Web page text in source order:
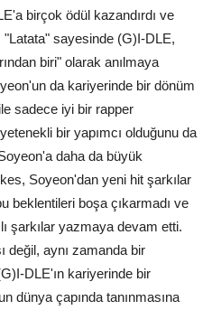
birçok ödül kazandırdı ve
"Latata" sayesinde (G)I-DLE,
biri" olarak anılmaya
da kariyerinde bir dönüm
sadece iyi bir rapper
bir yapımcı olduğunu da
daha da büyük
Soyeon'dan yeni hit şarkılar
beklentileri boşa çıkarmadı ve
şarkılar yazmaya devam etti.
değil, aynı zamanda bir
DLE'ın kariyerinde bir
dünya çapında tanınmasına